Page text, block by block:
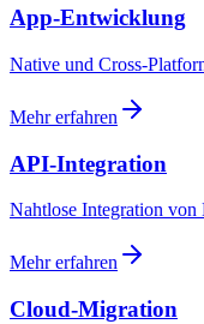
App-Entwicklung
Native und Cross-
Mehr erfahren
API-Integration
Nahtlose Integration von
Mehr erfahren
Cloud-Migration